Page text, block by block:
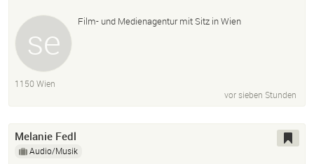
Film- und Medienagentur mit Sitz in Wien
1150 Wien
vor sieben Stunden
Melanie Fedl
Audio/Musik